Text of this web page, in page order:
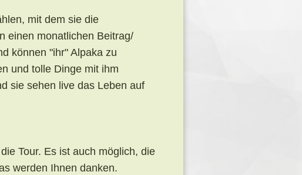
mit dem sie die
einen monatlichen Beitrag/
können "ihr" Alpaka zu
und tolle Dinge mit ihm
sie sehen live das Leben auf
Tour. Es ist auch möglich, die
werden Ihnen danken.